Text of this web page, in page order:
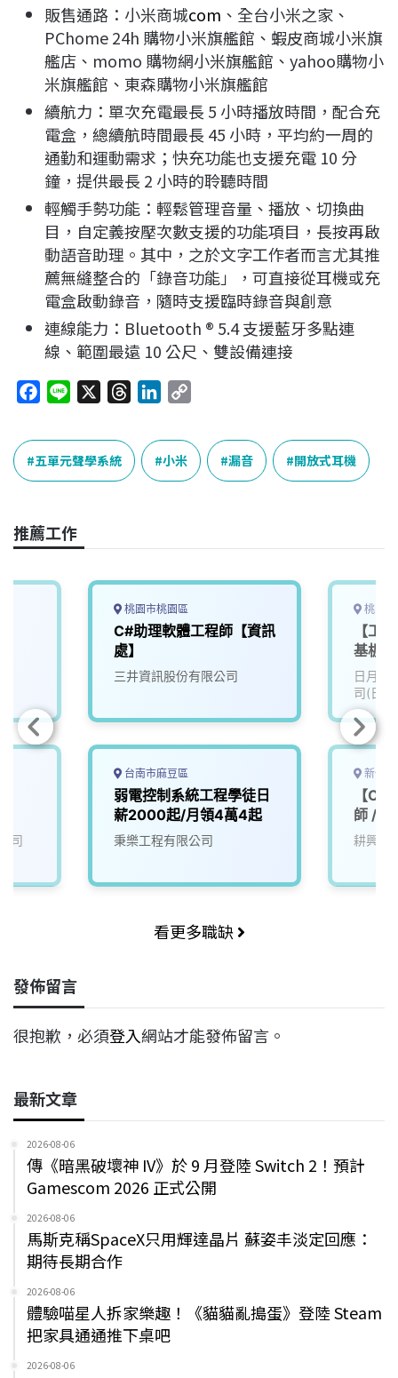
販售通路：小米商城com 、全台小米之家、
PChome 24h 購物小米旗艦館、蝦皮商城小米旗
艦店、momo 購物網小米旗艦館、yahoo購物小
米旗艦館、東森購物小米旗艦館
續航力：單次充電最長 5 小時播放時間，配合充
電盒，總續航時間最長 45 小時，平均約一周的
通勤和運動需求；快充功能也支援充電 10 分
鐘，提供最長 2 小時的聆聽時間
輕觸手勢功能：輕鬆管理音量、播放、切換曲
目，自定義按壓次數支援的功能項目，長按再啟
動語音助理。其中，之於文字工作者而言尤其推
薦無縫整合的「錄音功能」，可直接從耳機或充
電盒啟動錄音，隨時支援臨時錄音與創意
連線能力：Bluetooth ® 5.4 支援藍牙多點連
線、範圍最遠 10 公尺、雙設備連接
c
e
b
o
k
n
e
e
n
k
e
n
p
L
k
五單元聲學系統 小米 漏音 開放式耳機
推薦工作
司
桃園市桃園區
C#助理軟體工程師【資訊
處】
三井資訊股份有限公司
台南市麻豆區
弱電控制系統工程學徒日
薪2000起/月領4萬4起
秉樂工程有限公司
桃園
【工
基板
日月光
司(日
新竹
【
師 /
耕興股
看更多職缺
發佈留言
很抱歉，必須登入網站才能發佈留言。
最新文章
2026-08-06
傳《暗黑破壞神 IV》於 9 月登陸 Switch 2！預計
Gamescom 2026 正式公開
2026-08-06
馬斯克稱SpaceX只用輝達晶片 蘇姿丰淡定回應：
期待長期合作
2026-08-06
體驗喵星人拆家樂趣！《貓貓亂搗蛋》登陸 Steam
把家具通通推下桌吧
2026-08-06